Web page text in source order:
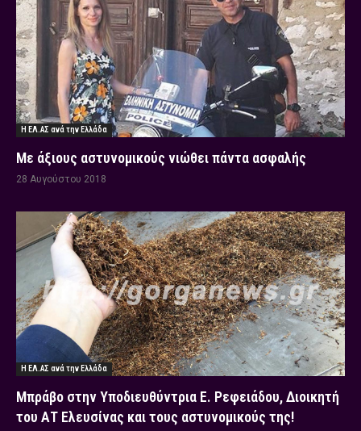
Η ΕΛ.ΑΣ ανά την Ελλάδα
Με άξιους αστυνομικούς νιώθει πάντα ασφαλής
28 Αυγούστου 2018
Η ΕΛ.ΑΣ ανά την Ελλάδα
Μπράβο στην Υποδιευθύντρια Ε. Ρεφειάδου, Διοικητή
του ΑΤ Ελευσίνας και τους αστυνομικούς της!